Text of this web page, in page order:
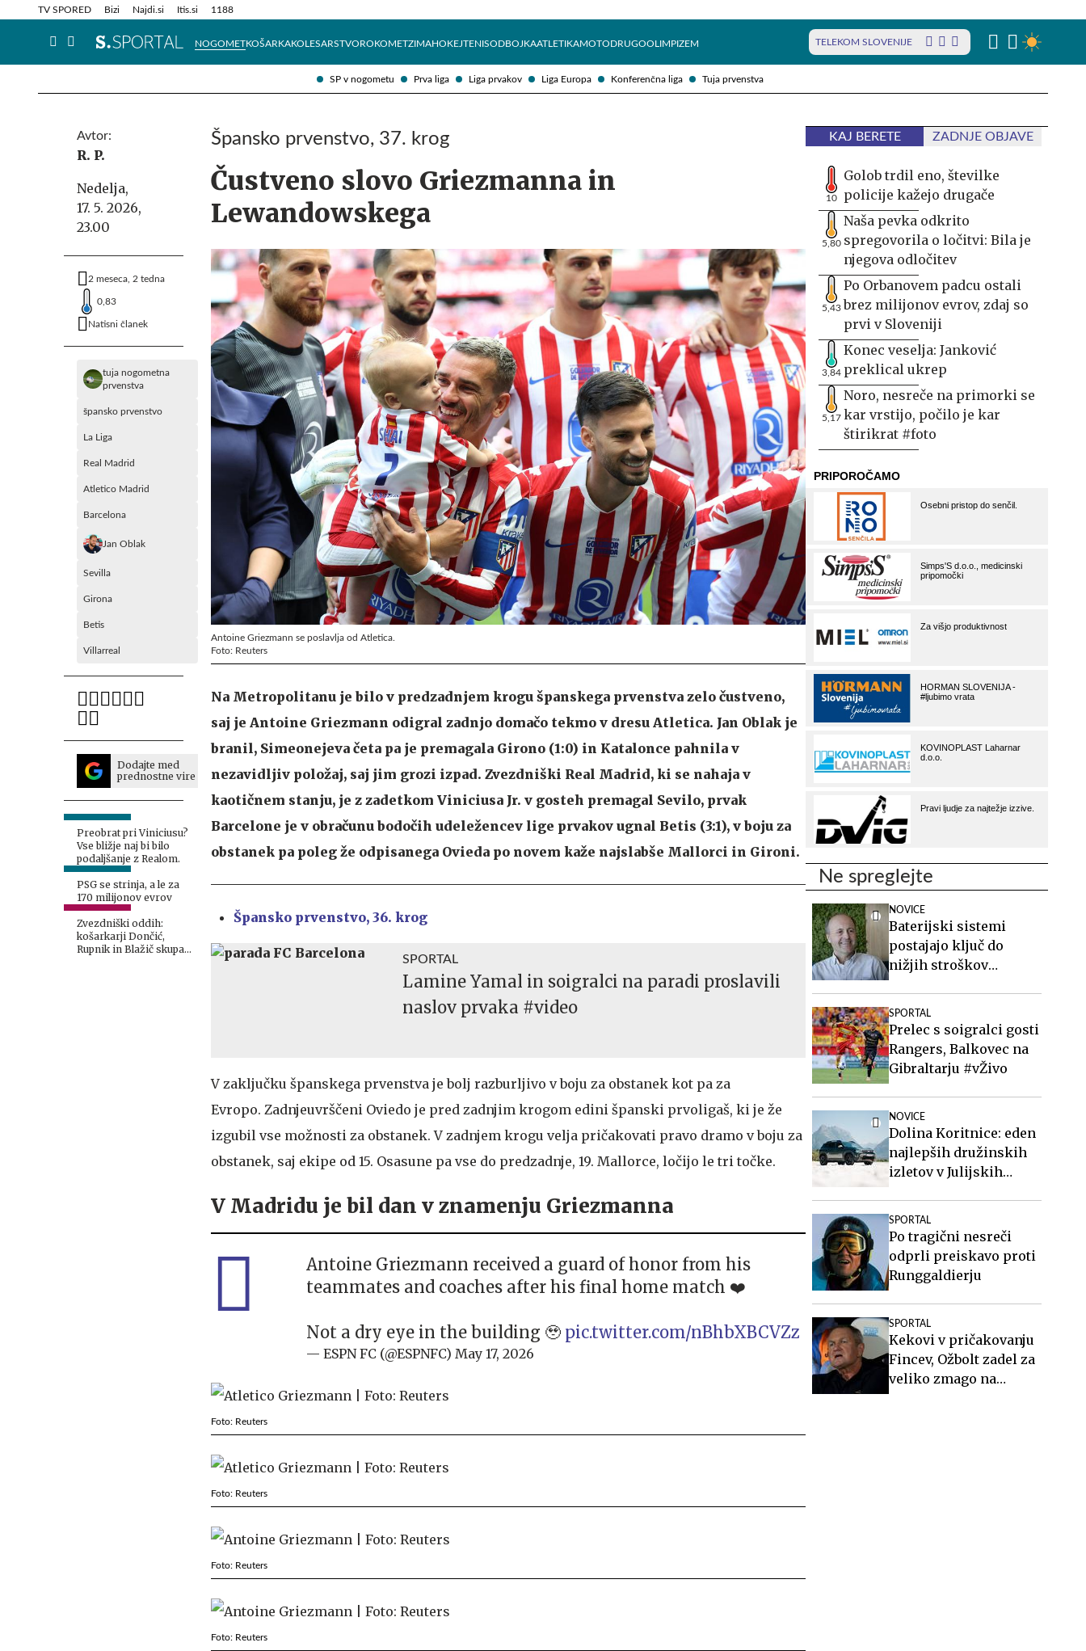
SP v nogometu Prva liga Liga prvakov Liga Europa Konferenčna liga Tuja prvenstva
TV SPORED Bizi Najdi.si Itis.si 1188
NOGOMETKOŠARKAKOLESARSTVOROKOMETZIMAHOKEJTENISODBOJKAATLETIKAMOTODRUGOOLIMPIZEM TELEKOM SLOVENIJE
Info in obvestila Tehnik
Avtor:
R. P.
Nedelja,
17. 5. 2026,
23.00
2 meseca, 2 tedna
0,83
Natisni članek
tuja nogometna
prvenstva
špansko prvenstvo
La Liga
Real Madrid
Atletico Madrid
Barcelona
Jan Oblak
Sevilla
Girona
Betis
Villarreal
Dodajte med
prednostne vire
Preobrat pri Viniciusu?
Vse bližje naj bi bilo
podaljšanje z Realom.
PSG se strinja, a le za
170 milijonov evrov
Zvezdniški oddih:
košarkarji Dončić,
Rupnik in Blažič skupaj
Špansko prvenstvo, 37. krog
Čustveno slovo Griezmanna in
Lewandowskega
Antoine Griezmann se poslavlja od Atletica.
Foto: Reuters
Na Metropolitanu je bilo v predzadnjem krogu španskega prvenstva zelo čustveno,
saj je Antoine Griezmann odigral zadnjo domačo tekmo v dresu Atletica. Jan Oblak je
branil, Simeonejeva četa pa je premagala Girono (1:0) in Katalonce pahnila v
nezavidljiv položaj, saj jim grozi izpad. Zvezdniški Real Madrid, ki se nahaja v
kaotičnem stanju, je z zadetkom Viniciusa Jr. v gosteh premagal Sevilo, prvak
Barcelone je v obračunu bodočih udeležencev lige prvakov ugnal Betis (3:1), v boju za
obstanek pa poleg že odpisanega Ovieda po novem kaže najslabše Mallorci in Gironi.
Špansko prvenstvo, 36. krog
SPORTAL
Lamine Yamal in soigralci na paradi proslavili
naslov prvaka #video
V zaključku španskega prvenstva je bolj razburljivo v boju za obstanek kot pa za
Evropo. Zadnjeuvrščeni Oviedo je pred zadnjim krogom edini španski prvoligaš, ki je že
izgubil vse možnosti za obstanek. V zadnjem krogu velja pričakovati pravo dramo v boju za
obstanek, saj ekipe od 15. Osasune pa vse do predzadnje, 19. Mallorce, ločijo le tri točke.
V Madridu je bil dan v znamenju Griezmanna
Antoine Griezmann received a guard of honor from his
teammates and coaches after his final home match ❤️
Not a dry eye in the building 🥹 pic.twitter.com/nBhbXBCVZz
— ESPN FC (@ESPNFC) May 17, 2026
Foto: Reuters
Foto: Reuters
Foto: Reuters
Foto: Reuters
KAJ BERETE ZADNJE OBJAVE
10
Golob trdil eno, številke
policije kažejo drugače
5,80
Naša pevka odkrito
spregovorila o ločitvi: Bila je
njegova odločitev
5,43
Po Orbanovem padcu ostali
brez milijonov evrov, zdaj so
prvi v Sloveniji
3,84
Konec veselja: Janković
preklical ukrep
5,17
Noro, nesreče na primorki se
kar vrstijo, počilo je kar
štirikrat #foto
Ne spreglejte
NOVICE
Baterijski sistemi
postajajo ključ do
nižjih stroškov
SPORTAL
Prelec s soigralci gosti
Rangers, Balkovec na
Gibraltarju #vŽivo
NOVICE
Dolina Koritnice: eden
najlepših družinskih
izletov v Julijskih
SPORTAL
Po tragični nesreči
odprli preiskavo proti
Runggaldierju
SPORTAL
Kekovi v pričakovanju
Fincev, Ožbolt zadel za
veliko zmago na